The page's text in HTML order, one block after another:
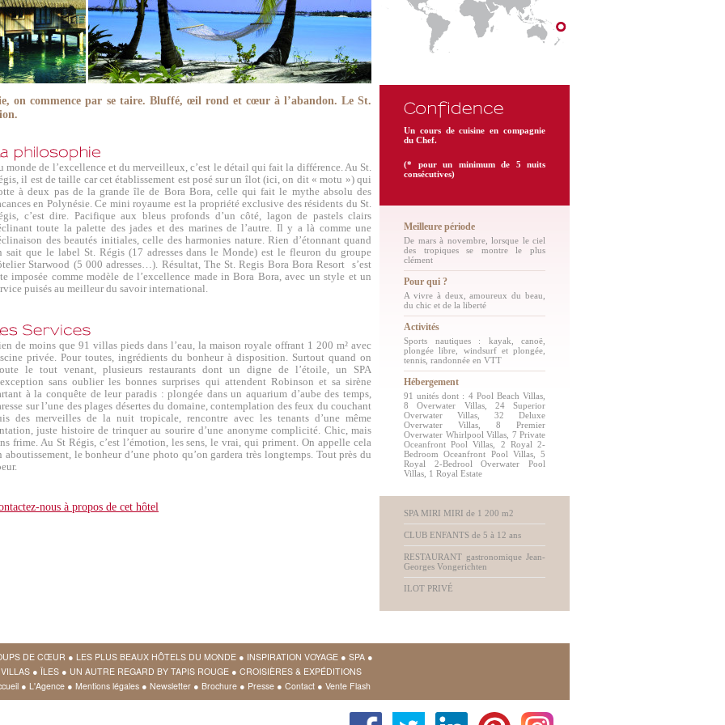
on commence par se taire. Bluffé, œil rond et cœur à l’abandon. Le St.
monde de l’excellence et du merveilleux, c’est le détail qui fait la différence. Au St.
il est de taille car cet établissement est posé sur un îlot (ici, on dit « motu ») qui
à deux pas de la grande île de Bora Bora, celle qui fait le mythe absolu des
en Polynésie. Ce mini royaume est la propriété exclusive des résidents du St.
c’est dire. Pacifique aux bleus profonds d’un côté, lagon de pastels clairs
toute la palette des jades et des marines de l’autre. Il y a là comme une
des beautés initiales, celle des harmonies nature. Rien d’étonnant quand
sait que le label St. Régis (17 adresses dans le Monde) est le fleuron du groupe
Starwood (5 000 adresses…). Résultat, The St. Regis Bora Bora Resort s’est
imposée comme modèle de l’excellence made in Bora Bora, avec un style et un
puisés au meilleur du savoir international.
de moins que 91 villas pieds dans l’eau, la maison royale offrant 1 200 m² avec
privée. Pour toutes, ingrédients du bonheur à disposition. Surtout quand on
le tout venant, plusieurs restaurants dont un digne de l’étoile, un SPA
sans oublier les bonnes surprises qui attendent Robinson et sa sirène
à la conquête de leur paradis : plongée dans un aquarium d’aube des temps,
sur l’une des plages désertes du domaine, contemplation des feux du couchant
des merveilles de la nuit tropicale, rencontre avec les tenants d’une même
juste histoire de trinquer au sourire d’une anonyme complicité. Chic, mais
frime. Au St Régis, c’est l’émotion, les sens, le vrai, qui priment. On appelle cela
aboutissement, le bonheur d’une photo qu’on gardera très longtemps. Tout près du
nous à propos de cet hôtel
Un cours de cuisine en compagnie
du Chef.
(* pour un minimum de 5 nuits
consécutives)
Meilleure période
De mars à novembre, lorsque le ciel
des tropiques se montre le plus
clément
Pour qui ?
A vivre à deux, amoureux du beau,
du chic et de la liberté
Activités
Sports nautiques : kayak, canoë,
plongée libre, windsurf et plongée,
tennis, randonnée en VTT
Hébergement
91 unités dont : 4 Pool Beach Villas,
8 Overwater Villas, 24 Superior
Overwater Villas, 32 Deluxe
Overwater Villas, 8 Premier
Overwater Whirlpool Villas, 7 Private
Oceanfront Pool Villas, 2 Royal 2-
Bedroom Oceanfront Pool Villas, 5
Royal 2-Bedrool Overwater Pool
Villas, 1 Royal Estate
SPA MIRI MIRI de 1 200 m2
CLUB ENFANTS de 5 à 12 ans
RESTAURANT gastronomique Jean-
Georges Vongerichten
ILOT PRIVÉ
DE CŒUR ● LES PLUS BEAUX HÔTELS DU MONDE ● INSPIRATION VOYAGE ● SPA ●
VILLAS ● ÎLES ● UN AUTRE REGARD BY TAPIS ROUGE ● CROISIÈRES & EXPÉDITIONS
● L'Agence ● Mentions légales ● Newsletter ● Brochure ● Presse ● Contact ● Vente Flash